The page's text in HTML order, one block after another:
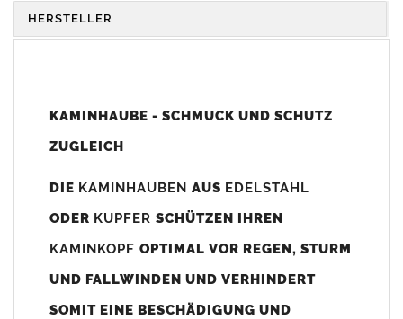
ELEMENT ZUR VERSCHÖNERUNG DES BAUWERKS.
Unsere Maßangaben beziehen sich immer auf das
800mm x 740-800mm angefertigt (siehe Bild/Zeichnung unten).
angefertigt werden (bitte anfragen).
HERSTELLER
KAMINHAUBE - SCHMUCK UND SCHUTZ
ZUGLEICH
DIE KAMINHAUBEN AUS EDELSTAHL
ODER KUPFER SCHÜTZEN IHREN
KAMINKOPF OPTIMAL VOR REGEN, STURM
UND FALLWINDEN UND VERHINDERT
SOMIT EINE BESCHÄDIGUNG UND